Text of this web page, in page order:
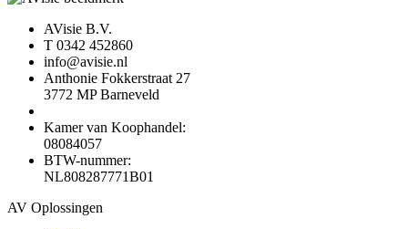
AVisie B.V.
T 0342 452860
info@avisie.nl
Anthonie Fokkerstraat 27
3772 MP Barneveld
Kamer van Koophandel:
08084057
BTW-nummer:
NL808287771B01
AV Oplossingen